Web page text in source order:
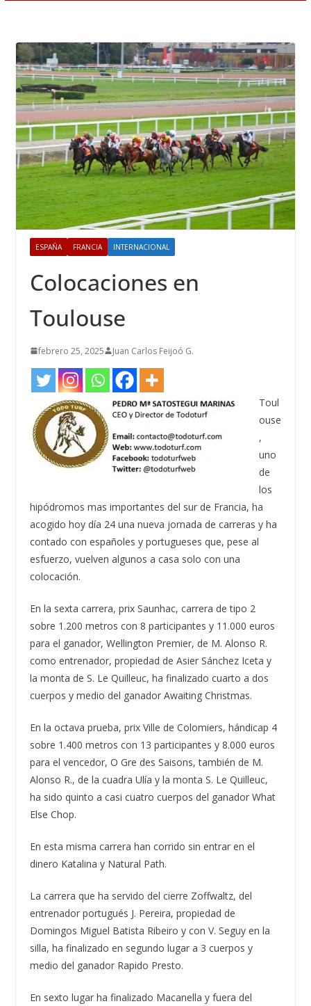
ESPAÑA FRANCIA INTERNACIONAL
Colocaciones en
Toulouse
febrero 25, 2025 Juan Carlos Feijoó G.
Toul
ouse
,
uno
de
los
hipódromos mas importantes del sur de Francia, ha
acogido hoy día 24 una nueva jornada de carreras y ha
contado con españoles y portugueses que, pese al
esfuerzo, vuelven algunos a casa solo con una
colocación.
En la sexta carrera, prix Saunhac, carrera de tipo 2
sobre 1.200 metros con 8 participantes y 11.000 euros
para el ganador, Wellington Premier, de M. Alonso R.
como entrenador, propiedad de Asier Sánchez Iceta y
la monta de S. Le Quilleuc, ha finalizado cuarto a dos
cuerpos y medio del ganador Awaiting Christmas.
En la octava prueba, prix Ville de Colomiers, hándicap 4
sobre 1.400 metros con 13 participantes y 8.000 euros
para el vencedor, O Gre des Saisons, también de M.
Alonso R., de la cuadra Ulía y la monta S. Le Quilleuc,
ha sido quinto a casi cuatro cuerpos del ganador What
Else Chop.
En esta misma carrera han corrido sin entrar en el
dinero Katalina y Natural Path.
La carrera que ha servido del cierre Zoffwaltz, del
entrenador portugués J. Pereira, propiedad de
Domingos Miguel Batista Ribeiro y con V. Seguy en la
silla, ha finalizado en segundo lugar a 3 cuerpos y
medio del ganador Rapido Presto.
En sexto lugar ha finalizado Macanella y fuera del